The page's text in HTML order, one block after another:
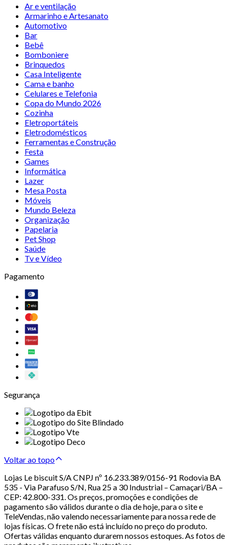
Ar e ventilação
Armarinho e Artesanato
Automotivo
Bar
Bebê
Bomboniere
Brinquedos
Casa Inteligente
Cama e banho
Celulares e Telefonia
Copa do Mundo 2026
Cozinha
Eletroportáteis
Eletrodomésticos
Ferramentas e Construção
Festa
Games
Informática
Lazer
Mesa Posta
Móveis
Mundo Beleza
Organização
Papelaria
Pet Shop
Saúde
Tv e Vídeo
Pagamento
Segurança
Voltar ao topo
Lojas Le biscuit S/A CNPJ nº 16.233.389/0156-91 Rodovia BA
535 - Via Parafuso S/N, Rua 25 a 30 Industrial – Camaçari/BA –
CEP: 42.800-331. Os preços, promoções e condições de
pagamento são válidos durante o dia de hoje, para o site e
TeleVendas, não valendo necessariamente para nossa rede de
lojas físicas. O frete não está incluído no preço do produto.
Ofertas válidas enquanto durarem nossos estoques. As fotos de